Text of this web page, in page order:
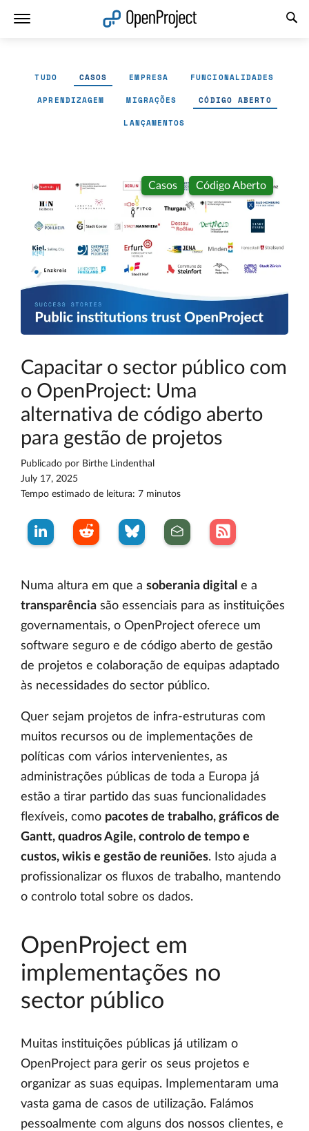
TUDO CASOS EMPRESA FUNCIONALIDADES
APRENDIZAGEM MIGRAÇÕES CÓDIGO ABERTO
LANÇAMENTOS
Casos Código Aberto
Capacitar o sector público com
o OpenProject: Uma
alternativa de código aberto
para gestão de projetos
Publicado por Birthe Lindenthal
July 17, 2025
Tempo estimado de leitura: 7 minutos
Numa altura em que a soberania digital e a
transparência são essenciais para as instituições
governamentais, o OpenProject oferece um
software seguro e de código aberto de gestão
de projetos e colaboração de equipas adaptado
às necessidades do sector público.
Quer sejam projetos de infra-estruturas com
muitos recursos ou de implementações de
políticas com vários intervenientes, as
administrações públicas de toda a Europa já
estão a tirar partido das suas funcionalidades
flexíveis, como pacotes de trabalho, gráficos de
Gantt, quadros Agile, controlo de tempo e
custos, wikis e gestão de reuniões. Isto ajuda a
profissionalizar os fluxos de trabalho, mantendo
o controlo total sobre os dados.
OpenProject em
implementações no
sector público
Muitas instituições públicas já utilizam o
OpenProject para gerir os seus projetos e
organizar as suas equipas. Implementaram uma
vasta gama de casos de utilização. Falámos
pessoalmente com alguns dos nossos clientes, e
Abrir a ligação num novo separador